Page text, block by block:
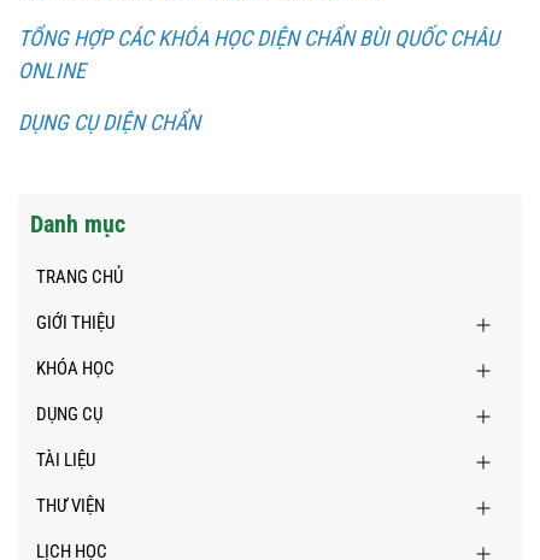
TỔNG HỢP CÁC KHÓA HỌC DIỆN CHẨN BÙI QUỐC CHÂU
ONLINE
DỤNG CỤ DIỆN CHẨN
Danh mục
TRANG CHỦ
GIỚI THIỆU
KHÓA HỌC
DỤNG CỤ
TÀI LIỆU
THƯ VIỆN
LỊCH HỌC